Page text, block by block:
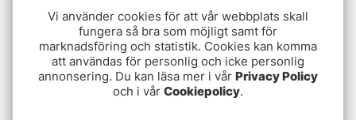
Vi använder cookies för att vår webbplats skall
fungera så bra som möjligt samt för
marknadsföring och statistik. Cookies kan komma
att användas för personlig och icke personlig
annonsering. Du kan läsa mer i vår Privacy Policy
och i vår Cookiepolicy.